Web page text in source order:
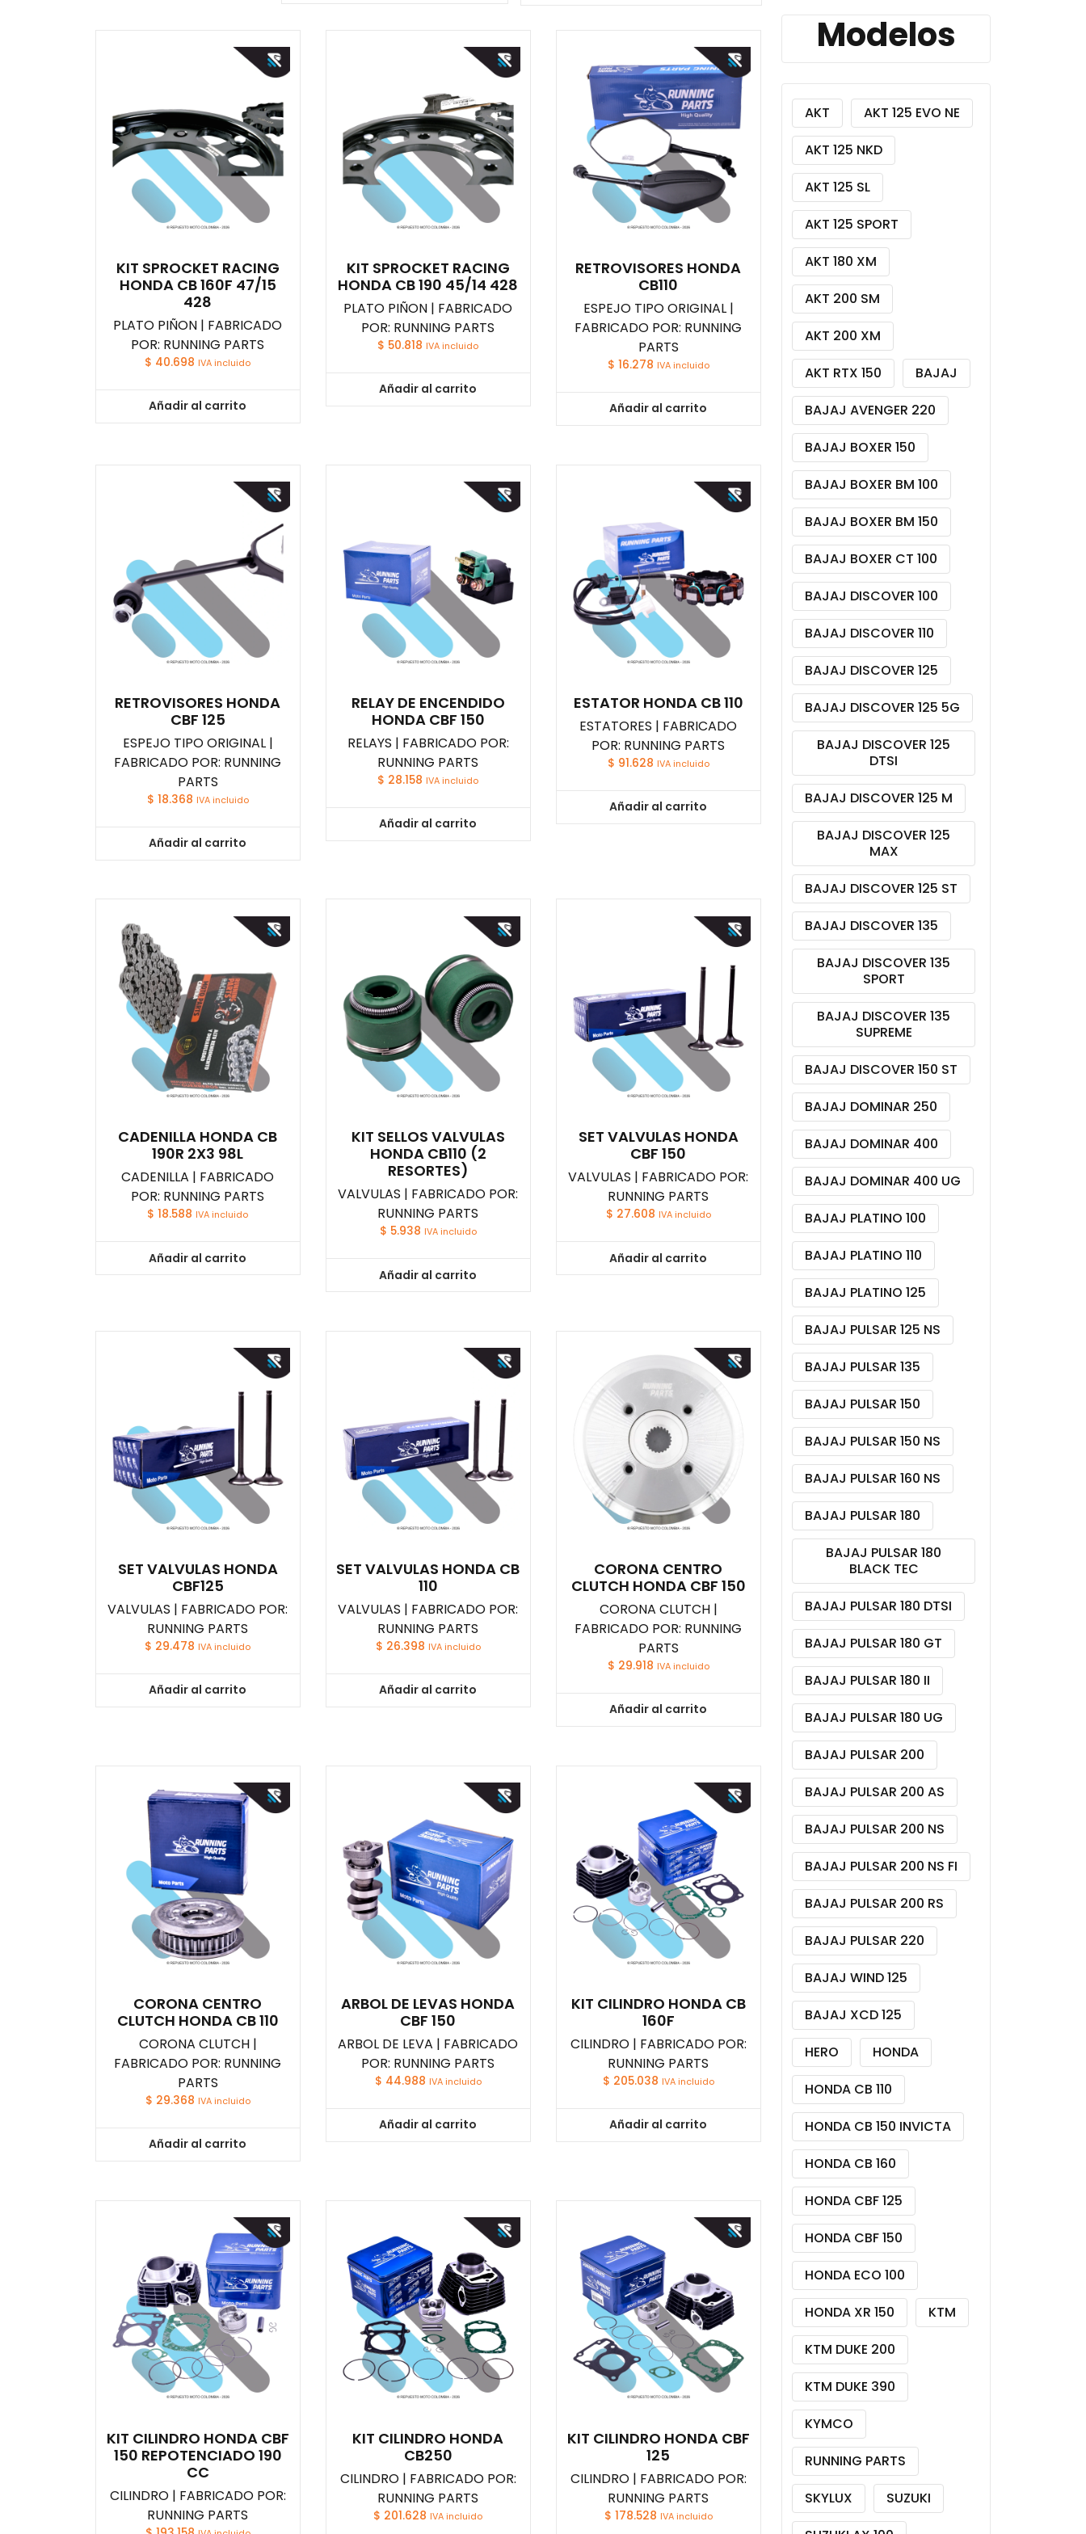
KIT SPROCKET RACING
HONDA CB 160F 47/15
428
PLATO PIÑON | FABRICADO
POR: RUNNING PARTS
$ 40.698 IVA incluido
Añadir al carrito
KIT SPROCKET RACING
HONDA CB 190 45/14 428
PLATO PIÑON | FABRICADO
POR: RUNNING PARTS
$ 50.818 IVA incluido
Añadir al carrito
RETROVISORES HONDA
CB110
ESPEJO TIPO ORIGINAL |
FABRICADO POR: RUNNING
PARTS
$ 16.278 IVA incluido
Añadir al carrito
RETROVISORES HONDA
CBF 125
ESPEJO TIPO ORIGINAL |
FABRICADO POR: RUNNING
PARTS
$ 18.368 IVA incluido
Añadir al carrito
RELAY DE ENCENDIDO
HONDA CBF 150
RELAYS | FABRICADO POR:
RUNNING PARTS
$ 28.158 IVA incluido
Añadir al carrito
ESTATOR HONDA CB 110
ESTATORES | FABRICADO
POR: RUNNING PARTS
$ 91.628 IVA incluido
Añadir al carrito
CADENILLA HONDA CB
190R 2X3 98L
CADENILLA | FABRICADO
POR: RUNNING PARTS
$ 18.588 IVA incluido
Añadir al carrito
KIT SELLOS VALVULAS
HONDA CB110 (2
RESORTES)
VALVULAS | FABRICADO POR:
RUNNING PARTS
$ 5.938 IVA incluido
Añadir al carrito
SET VALVULAS HONDA
CBF 150
VALVULAS | FABRICADO POR:
RUNNING PARTS
$ 27.608 IVA incluido
Añadir al carrito
SET VALVULAS HONDA
CBF125
VALVULAS | FABRICADO POR:
RUNNING PARTS
$ 29.478 IVA incluido
Añadir al carrito
SET VALVULAS HONDA CB
110
VALVULAS | FABRICADO POR:
RUNNING PARTS
$ 26.398 IVA incluido
Añadir al carrito
CORONA CENTRO
CLUTCH HONDA CBF 150
CORONA CLUTCH |
FABRICADO POR: RUNNING
PARTS
$ 29.918 IVA incluido
Añadir al carrito
CORONA CENTRO
CLUTCH HONDA CB 110
CORONA CLUTCH |
FABRICADO POR: RUNNING
PARTS
$ 29.368 IVA incluido
Añadir al carrito
ARBOL DE LEVAS HONDA
CBF 150
ARBOL DE LEVA | FABRICADO
POR: RUNNING PARTS
$ 44.988 IVA incluido
Añadir al carrito
KIT CILINDRO HONDA CB
160F
CILINDRO | FABRICADO POR:
RUNNING PARTS
$ 205.038 IVA incluido
Añadir al carrito
KIT CILINDRO HONDA CBF
150 REPOTENCIADO 190
CC
CILINDRO | FABRICADO POR:
RUNNING PARTS
KIT CILINDRO HONDA
CB250
CILINDRO | FABRICADO POR:
RUNNING PARTS
$ 201.628 IVA incluido
KIT CILINDRO HONDA CBF
125
CILINDRO | FABRICADO POR:
RUNNING PARTS
$ 178.528 IVA incluido
Modelos
AKT
AKT 125 EVO NE
AKT 125 NKD
AKT 125 SL
AKT 125 SPORT
AKT 180 XM
AKT 200 SM
AKT 200 XM
AKT RTX 150
BAJAJ
BAJAJ AVENGER 220
BAJAJ BOXER 150
BAJAJ BOXER BM 100
BAJAJ BOXER BM 150
BAJAJ BOXER CT 100
BAJAJ DISCOVER 100
BAJAJ DISCOVER 110
BAJAJ DISCOVER 125
BAJAJ DISCOVER 125 5G
BAJAJ DISCOVER 125
DTSI
BAJAJ DISCOVER 125 M
BAJAJ DISCOVER 125
MAX
BAJAJ DISCOVER 125 ST
BAJAJ DISCOVER 135
BAJAJ DISCOVER 135
SPORT
BAJAJ DISCOVER 135
SUPREME
BAJAJ DISCOVER 150 ST
BAJAJ DOMINAR 250
BAJAJ DOMINAR 400
BAJAJ DOMINAR 400 UG
BAJAJ PLATINO 100
BAJAJ PLATINO 110
BAJAJ PLATINO 125
BAJAJ PULSAR 125 NS
BAJAJ PULSAR 135
BAJAJ PULSAR 150
BAJAJ PULSAR 150 NS
BAJAJ PULSAR 160 NS
BAJAJ PULSAR 180
BAJAJ PULSAR 180
BLACK TEC
BAJAJ PULSAR 180 DTSI
BAJAJ PULSAR 180 GT
BAJAJ PULSAR 180 II
BAJAJ PULSAR 180 UG
BAJAJ PULSAR 200
BAJAJ PULSAR 200 AS
BAJAJ PULSAR 200 NS
BAJAJ PULSAR 200 NS FI
BAJAJ PULSAR 200 RS
BAJAJ PULSAR 220
BAJAJ WIND 125
BAJAJ XCD 125
HERO
HONDA
HONDA CB 110
HONDA CB 150 INVICTA
HONDA CB 160
HONDA CBF 125
HONDA CBF 150
HONDA ECO 100
HONDA XR 150
KTM
KTM DUKE 200
KTM DUKE 390
KYMCO
RUNNING PARTS
SKYLUX
SUZUKI